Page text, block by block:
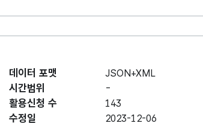
데이터 포맷 JSON+XML
시간범위 -
활용신청 수 143
수정일 2023-12-06